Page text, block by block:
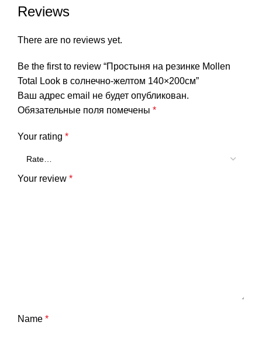
Reviews
There are no reviews yet.
Be the first to review “Простыня на резинке Mollen
Total Look в солнечно-желтом 140×200см”
Ваш адрес email не будет опубликован.
Обязательные поля помечены *
Your rating *
Your review *
Name *